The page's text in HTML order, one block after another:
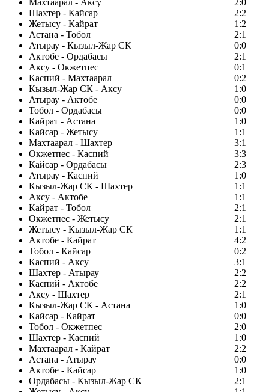
Махтаарал - Аксу
2:0
Шахтер - Кайсар
2:2
Жетысу - Кайрат
1:2
Астана - Тобол
2:1
Атырау - Кызыл-Жар СК
0:0
Актобе - Ордабасы
2:1
Аксу - Окжетпес
0:1
Каспий - Махтаарал
0:2
Кызыл-Жар СК - Аксу
1:0
Атырау - Актобе
0:0
Тобол - Ордабасы
0:0
Кайрат - Астана
1:0
Кайсар - Жетысу
1:1
Махтаарал - Шахтер
3:1
Окжетпес - Каспий
3:3
Кайсар - Ордабасы
2:3
Атырау - Каспий
1:0
Кызыл-Жар СК - Шахтер
1:1
Аксу - Актобе
1:1
Кайрат - Тобол
2:1
Окжетпес - Жетысу
2:1
Жетысу - Кызыл-Жар СК
1:1
Актобе - Кайрат
4:2
Тобол - Кайсар
0:2
Каспий - Аксу
3:1
Шахтер - Атырау
2:2
Каспий - Актобе
2:2
Аксу - Шахтер
2:1
Кызыл-Жар СК - Астана
1:0
Кайсар - Кайрат
0:0
Тобол - Окжетпес
2:0
Шахтер - Каспий
1:0
Махтаарал - Кайрат
2:2
Астана - Атырау
0:0
Актобе - Кайсар
1:0
Ордабасы - Кызыл-Жар СК
2:1